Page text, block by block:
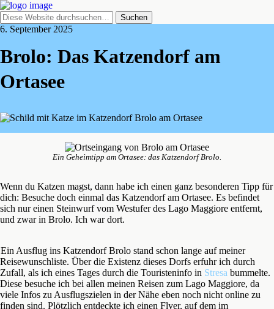
6. September 2025
Brolo: Das Katzendorf am
Ortasee
Ein Geheimtipp am Ortasee: das Katzendorf Brolo.
Wenn du Katzen magst, dann habe ich einen ganz besonderen Tipp für
dich: Besuche doch einmal das Katzendorf am Ortasee. Es befindet
sich nur einen Steinwurf vom Westufer des Lago Maggiore entfernt,
und zwar in Brolo. Ich war dort.
Ein Ausflug ins Katzendorf Brolo stand schon lange auf meiner
Reisewunschliste. Über die Existenz dieses Dorfs erfuhr ich durch
Zufall, als ich eines Tages durch die Touristeninfo in Stresa bummelte.
Diese besuche ich bei allen meinen Reisen zum Lago Maggiore, da
viele Infos zu Ausflugszielen in der Nähe eben noch nicht online zu
finden sind. Plötzlich entdeckte ich einen Flyer, auf dem im